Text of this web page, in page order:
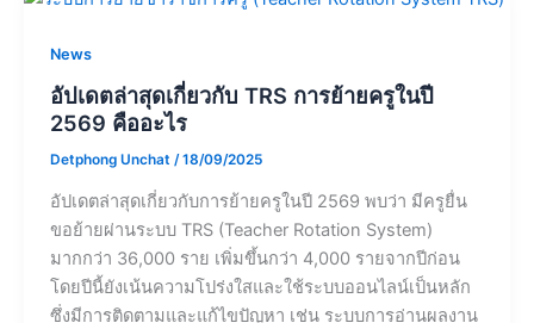
News
อัปเดตล่าสุดเกี่ยวกับ TRS การย้ายครูในปี
2569 คืออะไร
Detphong Unchat /18/09/2025
อัปเดตล่าสุดเกี่ยวกับการย้ายครูในปี 2569 พบว่า มีครูยื่น
ขอย้ายผ่านระบบ TRS (Teacher Rotation System)
มากกว่า 36,000 ราย เพิ่มขึ้นกว่า 4,000 รายจากปีก่อน
โดยปีนี้ยังเน้นความโปร่งใสและใช้ระบบออนไลน์เป็นหลัก
ซึ่งมีการติดตามและแก้ไขปัญหา เช่น ระบบการอ่านผลงาน